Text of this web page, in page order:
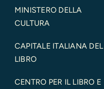
MINISTERO DELLA
CULTURA
CAPITALE ITALIANA DEL
LIBRO
CENTRO PER IL LIBRO E